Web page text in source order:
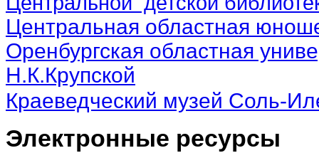
Центральная областная
Оренбургская областная
Н.К.Крупской
Краеведческий музей Соль-
Электронные ресурсы